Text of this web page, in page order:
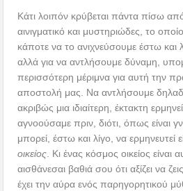
Κάτι λοιπόν κρύβεται πάντα πίσω
αινιγματικό και μυστηριώδες, το
κάποτε να το ανιχνεύσουμε έστω και
αλλά για να αντλήσουμε δύναμη,
περισσότερη μέριμνα για αυτή την
αποστολή μας. Να αντλήσουμε
ακριβώς μια ιδιαίτερη, έκτακτη
αγνοούσαμε πριν, διότι, όπως είναι
μπορεί, έστω και λίγο, να ερμηνευτεί
οικείος . Κι ένας κόσμος οικείος είναι
αισθάνεσαι βαθιά σου ότι αξίζει να
έχει την αύρα ενός παρηγορητικού